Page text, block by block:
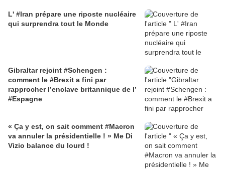
L' #Iran prépare une riposte nucléaire
qui surprendra tout le Monde
Gibraltar rejoint #Schengen :
comment le #Brexit a fini par
rapprocher l’enclave britannique de l’
#Espagne
« Ça y est, on sait comment #Macron
va annuler la présidentielle ! » Me Di
Vizio balance du lourd !